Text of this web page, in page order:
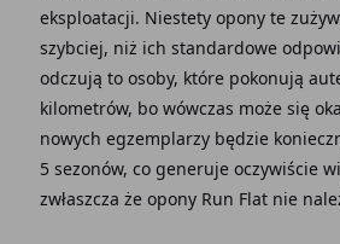
eksploatacji. Niestety opony te
szybciej, niż ich standardowe
odczują to osoby, które pokonują
kilometrów, bo wówczas może się
nowych egzemplarzy będzie
5 sezonów, co generuje oczywiście
zwłaszcza że opony Run Flat nie